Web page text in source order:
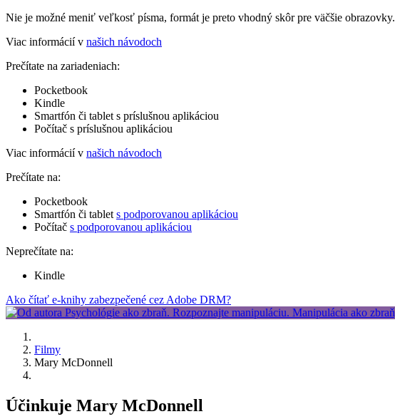
Nie je možné meniť veľkosť písma, formát je preto vhodný skôr pre väčšie obrazovky.
Viac informácií v našich návodoch
Prečítate na zariadeniach:
Pocketbook
Kindle
Smartfón či tablet s príslušnou aplikáciou
Počítač s príslušnou aplikáciou
Viac informácií v našich návodoch
Prečítate na:
Pocketbook
Smartfón či tablet s podporovanou aplikáciou
Počítač s podporovanou aplikáciou
Neprečítate na:
Kindle
Ako čítať e-knihy zabezpečené cez Adobe DRM?
Filmy
Mary McDonnell
Účinkuje Mary McDonnell